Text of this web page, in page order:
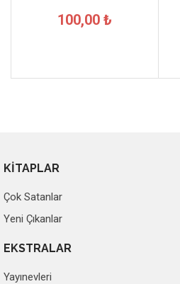
100,00 ₺
KİTAPLAR
Çok Satanlar
Yeni Çıkanlar
EKSTRALAR
Yayınevleri